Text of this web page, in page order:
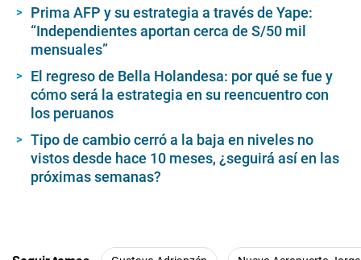
Prima AFP y su estrategia a través de Yape:
“Independientes aportan cerca de S/50 mil
mensuales”
El regreso de Bella Holandesa: por qué se fue y
cómo será la estrategia en su reencuentro con
los peruanos
Tipo de cambio cerró a la baja en niveles no
vistos desde hace 10 meses, ¿seguirá así en las
próximas semanas?